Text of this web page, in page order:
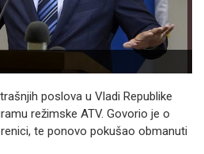
poslova u Vladi Republike
režimske ATV. Govorio je o
te ponovo pokušao obmanuti